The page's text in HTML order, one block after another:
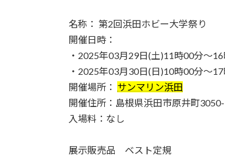
名称： 第2回浜田ホビー大学祭り
開催日時：
・2025年03月29日(土)11時00分〜
・2025年03月30日(日)10時00分〜
開催場所： サンマリン浜田
開催住所：島根県浜田市原井町
入場料：なし
展示販売品 ベスト定規